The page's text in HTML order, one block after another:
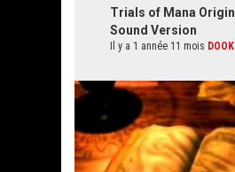
Trials of Mana
Sound Version
Il y a 1 année 11 mois